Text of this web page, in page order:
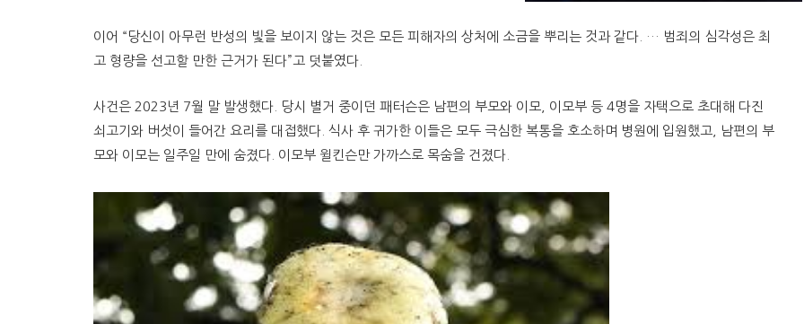
이어 “당신이 아무런 반성의 빛을 보이지 않는 것은 모든 피해자의 상처에 소금을 뿌리는 것과 같다. … 범죄의 심각성은 최
고 형량을 선고할 만한 근거가 된다”고 덧붙였다.
사건은 2023년 7월 말 발생했다. 당시 별거 중이던 패터슨은 남편의 부모와 이모, 이모부 등 4명을 자택으로 초대해 다진
쇠고기와 버섯이 들어간 요리를 대접했다. 식사 후 귀가한 이들은 모두 극심한 복통을 호소하며 병원에 입원했고, 남편의 부
모와 이모는 일주일 만에 숨졌다. 이모부 윌킨슨만 가까스로 목숨을 건졌다.